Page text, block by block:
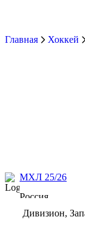
Главная Хоккей
МХЛ 25/26
Россия
Дивизион,